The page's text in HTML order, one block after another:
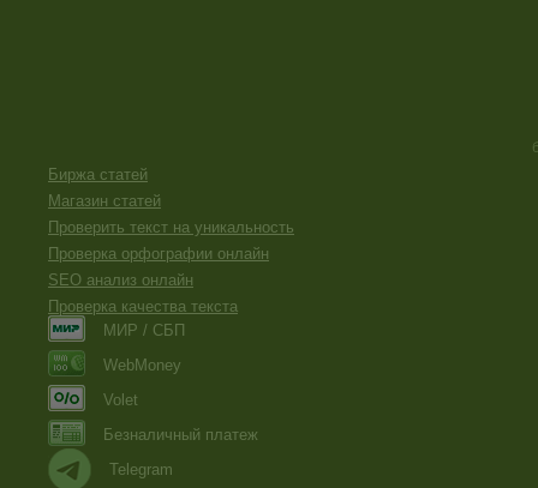
Биржа статей
Магазин статей
Проверить текст на уникальность
Проверка орфографии онлайн
SEO анализ онлайн
Проверка качества текста
МИР / СБП
WebMoney
Volet
Безналичный платеж
Telegram